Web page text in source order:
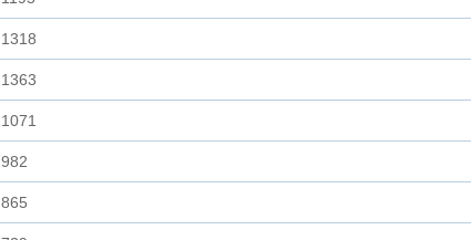
1318
1363
1071
982
865